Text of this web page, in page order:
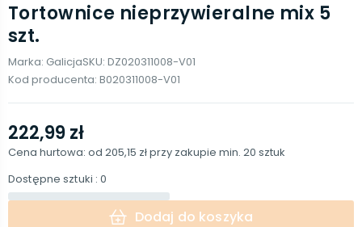
Tortownice nieprzywieralne mix 5
szt.
Marka: GalicjaSKU: DZ020311008-V01
Kod producenta: B020311008-V01
222,99 zł
Cena hurtowa: od 205,15 złprzy zakupie min. 20 sztuk
Dostępne sztuki : 0
Dodaj do koszyka